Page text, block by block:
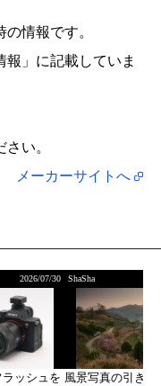
情報です。
報」に記載していま
い。
メーカーサイトへ
2026/07/30
ッシュを
ShaSha
風景写真の引き出